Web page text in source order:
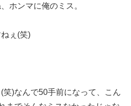
ホンマに俺のミス。
ねぇ(笑)
(笑)なんで50手前になって、こん